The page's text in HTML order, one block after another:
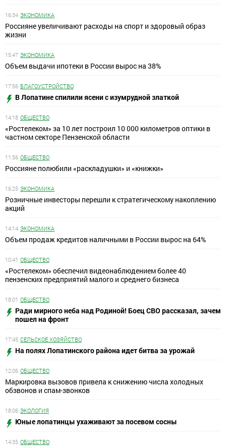
16:34 ЭКОНОМИКА
Россияне увеличивают расходы на спорт и здоровый образ
жизни
15:47 ЭКОНОМИКА
Объем выдачи ипотеки в России вырос на 38%
17:56 БЛАГОУСТРОЙСТВО
В Лопатине спилили ясени с изумрудной златкой
14:18 ОБЩЕСТВО
«Ростелеком» за 10 лет построил 10 000 километров оптики в
частном секторе Пензенской области
11:56 ОБЩЕСТВО
Россияне полюбили «раскладушки» и «книжки»
16:25 ЭКОНОМИКА
Розничные инвесторы перешли к стратегическому накоплению
акций
14:14 ЭКОНОМИКА
Объем продаж кредитов наличными в России вырос на 64%
10:41 ОБЩЕСТВО
«Ростелеком» обеспечил видеонаблюдением более 40
пензенских предприятий малого и среднего бизнеса
18:01 ОБЩЕСТВО
Ради мирного неба над Родиной! Боец СВО рассказал, зачем
пошел на фронт
17:45 СЕЛЬСКОЕ ХОЗЯЙСТВО
На полях Лопатинского района идет битва за урожай
12:06 ОБЩЕСТВО
Маркировка вызовов привела к снижению числа холодных
обзвонов и спам-звонков
18:06 ЭКОЛОГИЯ
Юные лопатинцы ухаживают за посевом сосны
14:35 ОБЩЕСТВО